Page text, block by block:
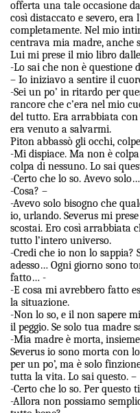
offerta una tale occasione
così distaccato e severo,
completamente. Nel mio
centrava mia madre, anche
Lui mi prese il mio libro
-Lo sai che non è questione
– Io iniziavo a sentire il
-Sei un po’ in ritardo per
rancore che c’era nel mio
del tutto. Era arrabbiata
era venuto a salvarmi.
Piton abbassò gli occhi,
-Mi dispiace. Ma non è
colpa di nessuno. Lo sai
-Certo che lo so. Avevo
-Cosa? –
-Avevo solo bisogno che
io, urlando. Severus mi
scostai. Ero così arrabbiata
tutto l’intero universo.
-Credi che io non lo sappia?
adesso… Ogni giorno sono
fatto… -
-E cosa mi avrebbero fatto
la situazione.
-Non lo so, e il non sapere
il peggio. Se solo tua madre
-Mia madre è morta,
Severus io sono morta con
per un po’, ma è solo
tutta la vita. Lo sai questo. –
-Certo che lo so. Per questo
-Allora non possiamo